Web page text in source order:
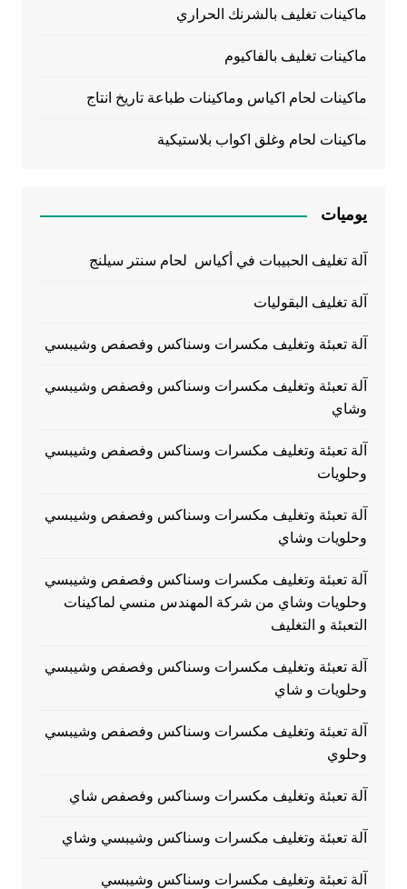
ماكينات تغليف بالشرنك الحراري
ماكينات تغليف بالفاكيوم
ماكينات لحام اكياس وماكينات طباعة تاريخ انتاج
ماكينات لحام وغلق اكواب بلاستيكية
يوميات
آلة تغليف الحبيبات في أكياس لحام سنتر سيلنج
آلة تغليف البقوليات
آلة تعبئة وتغليف مكسرات وسناكس وفصفص وشيبسي
آلة تعبئة وتغليف مكسرات وسناكس وفصفص وشيبسي
وشاي
آلة تعبئة وتغليف مكسرات وسناكس وفصفص وشيبسي
وحلويات
آلة تعبئة وتغليف مكسرات وسناكس وفصفص وشيبسي
وحلويات وشاي
آلة تعبئة وتغليف مكسرات وسناكس وفصفص وشيبسي
وحلويات وشاي من شركة المهندس منسي لماكينات
التعبئة و التغليف
آلة تعبئة وتغليف مكسرات وسناكس وفصفص وشيبسي
وحلويات و شاي
آلة تعبئة وتغليف مكسرات وسناكس وفصفص وشيبسي
وحلوي
آلة تعبئة وتغليف مكسرات وسناكس وفصفص شاي
آلة تعبئة وتغليف مكسرات وسناكس وشيبسي وشاي
آلة تعبئة وتغليف مكسرات وسناكس وشيبسي